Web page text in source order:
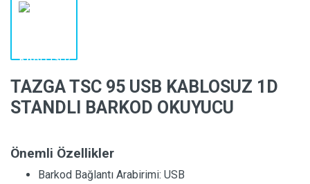
TAZGA TSC 95 USB KABLOSUZ 1D
STANDLI BARKOD OKUYUCU
Önemli Özellikler
Barkod Bağlantı Arabirimi: USB